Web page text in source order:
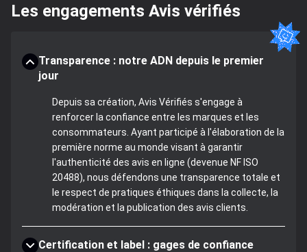
Les engagements Avis vérifiés
Transparence : notre ADN depuis le premier
jour
Depuis sa création, Avis Vérifiés s'engage à
renforcer la confiance entre les marques et les
consommateurs. Ayant participé à l'élaboration de la
première norme au monde visant à garantir
l'authenticité des avis en ligne (devenue NF ISO
20488), nous défendons une transparence totale et
le respect de pratiques éthiques dans la collecte, la
modération et la publication des avis clients.
Certification et label : gages de confiance